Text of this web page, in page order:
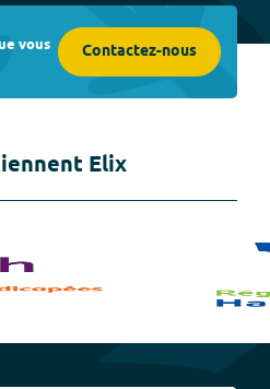
vous Contactez-nous
Elix